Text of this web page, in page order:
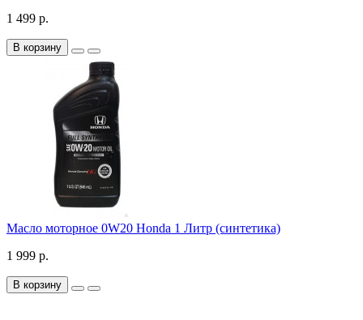
1 499 р.
В корзину
Масло моторное 0W20 Honda 1 Литр (синтетика)
1 999 р.
В корзину